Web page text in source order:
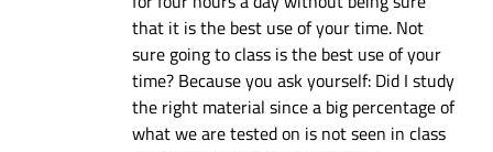
that it is the best use of your time. Not
sure going to class is the best use of your
time? Because you ask yourself: Did I study
the right material since a big percentage of
what we are tested on is not seen in class